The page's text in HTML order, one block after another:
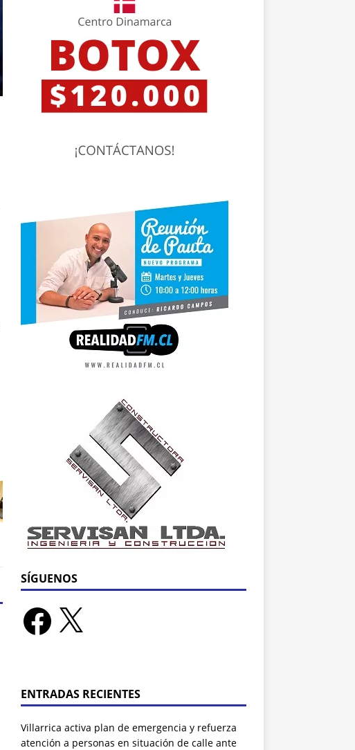
SÍGUENOS
ENTRADAS RECIENTES
Villarrica activa plan de emergencia y refuerza
atención a personas en situación de calle ante